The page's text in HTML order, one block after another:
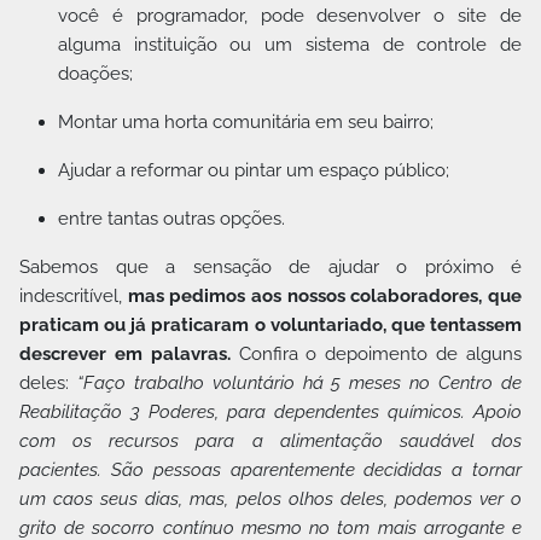
você é programador, pode desenvolver o site de
alguma instituição ou um sistema de controle de
doações;
Montar uma horta comunitária em seu bairro;
Ajudar a reformar ou pintar um espaço público;
entre tantas outras opções.
Sabemos que a sensação de ajudar o próximo é
indescritível, mas pedimos aos nossos colaboradores, que
praticam ou já praticaram o voluntariado, que tentassem
descrever em palavras.Confira o depoimento de alguns
deles: “Faço trabalho voluntário há 5 meses no Centro de
Reabilitação 3 Poderes, para dependentes químicos. Apoio
com os recursos para a alimentação saudável dos
pacientes. São pessoas aparentemente decididas a tornar
um caos seus dias, mas, pelos olhos deles, podemos ver o
grito de socorro contínuo mesmo no tom mais arrogante e